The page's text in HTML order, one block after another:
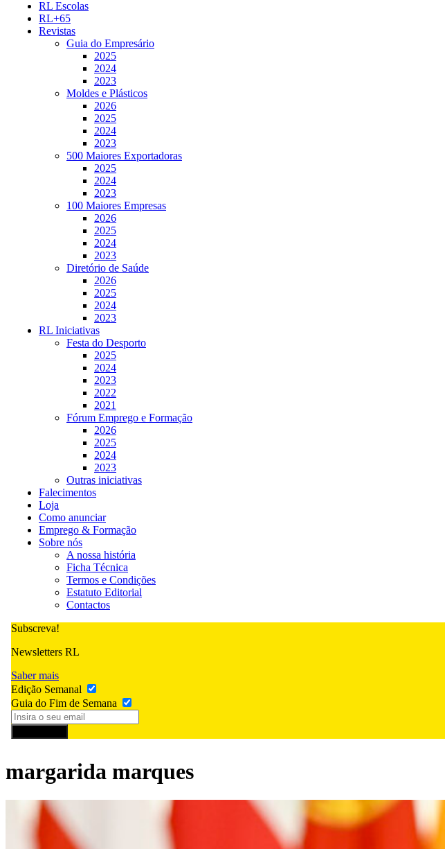
RL Escolas
RL+65
Revistas
Guia do Empresário
2025
2024
2023
Moldes e Plásticos
2026
2025
2024
2023
500 Maiores Exportadoras
2025
2024
2023
100 Maiores Empresas
2026
2025
2024
2023
Diretório de Saúde
2026
2025
2024
2023
RL Iniciativas
Festa do Desporto
2025
2024
2023
2022
2021
Fórum Emprego e Formação
2026
2025
2024
2023
Outras iniciativas
Falecimentos
Loja
Como anunciar
Emprego & Formação
Sobre nós
A nossa história
Ficha Técnica
Termos e Condições
Estatuto Editorial
Contactos
Subscreva!
Newsletters RL
Saber mais
Edição Semanal
Guia do Fim de Semana
margarida marques